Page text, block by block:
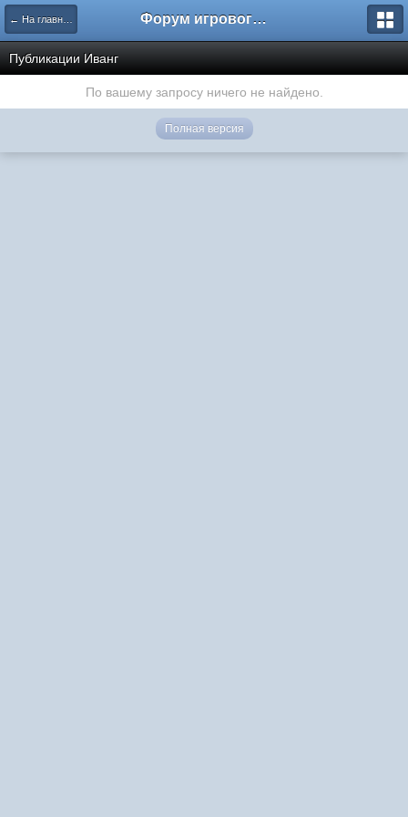
← На главную Форум игрового проекта Riverrise
Публикации Иванг
По вашему запросу ничего не найдено.
Полная версия